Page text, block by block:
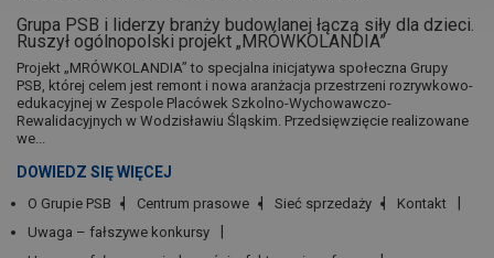
Grupa PSB i liderzy branży budowlanej łączą siły dla dzieci.
Ruszył ogólnopolski projekt „MRÓWKOLANDIA”
Projekt „MRÓWKOLANDIA” to specjalna inicjatywa społeczna Grupy
PSB, której celem jest remont i nowa aranżacja przestrzeni rozrywkowo-
edukacyjnej w Zespole Placówek Szkolno-Wychowawczo-
Rewalidacyjnych w Wodzisławiu Śląskim. Przedsięwzięcie realizowane
we...
DOWIEDZ SIĘ WIĘCEJ
O Grupie PSB Centrum prasowe Sieć sprzedaży
Kontakt
Uwaga – fałszywe konkursy